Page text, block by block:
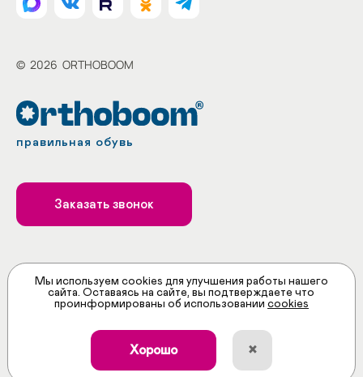
© 2026 ORTHOBOOM
правильная обувь
Заказать звонок
Принимаем к оплате
Мы используем cookies для улучшения работы нашего
сайта. Оставаясь на сайте, вы подтверждаете что
проинформированы об использовании cookies
Хорошо ×